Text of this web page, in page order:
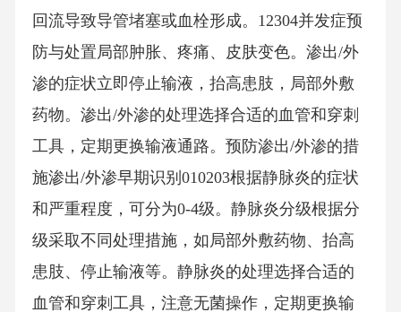
回流导致导管堵塞或血栓形成。12304并发症预
防与处置局部肿胀、疼痛、皮肤变色。渗出/外
渗的症状立即停止输液，抬高患肢，局部外敷
药物。渗出/外渗的处理选择合适的血管和穿刺
工具，定期更换输液通路。预防渗出/外渗的措
施渗出/外渗早期识别010203根据静脉炎的症状
和严重程度，可分为0-4级。静脉炎分级根据分
级采取不同处理措施，如局部外敷药物、抬高
患肢、停止输液等。静脉炎的处理选择合适的
血管和穿刺工具，注意无菌操作，定期更换输